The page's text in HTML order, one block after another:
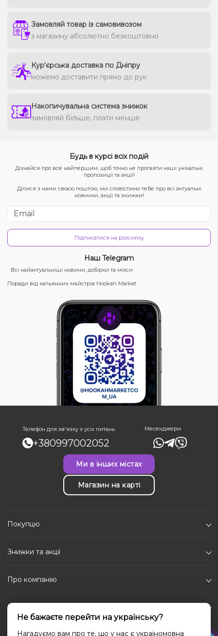
Замовляй товар із самовивозом
з магазину абсолютно безкоштовно
Кур'єрська доставка по Дніпру
можемо доставити прямо до рук
Накопичувальна система знижок
замовляй більше, плати менше
Будь в курсі всіх подій
Дізнайся про все найпершим, щоб точно не прогаяти наші унікальні
пропозиції та акції!
Ділися з нами своєю поштою, ми сповістимо тебе про всі актуальні
новинки, акції та знижки!
Підписатися на розсилку
Наш Telegram
Всі найактуальніші новини, добірки та мікси
Поради від кальянних майстрів Hookah Market
Телефон для зв'язку з усіх питань
+380997002052
Месенджери
Ми в інших містах
Магазин на карті
Покупцю
Знижки та акції
Про компанію
Каталог
Соціальні мережі
Не бажаєте перейти на українську?
Нагадуємо вам про те, що у нас є україномовна